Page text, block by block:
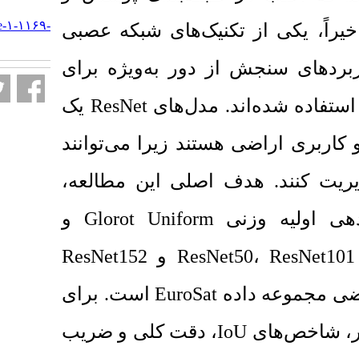
شبکه عصبی
دور به‌ویژه برای
مدل‌هایResNet
یک
زیرا می‌توانند
این مطالعه،
Glorot Uniform
و
وResNet152
EuroSat است.برای
، دقت کلی و ضریب
http://jgst.issgeac.ir/article-۱-۱۱۶۹-